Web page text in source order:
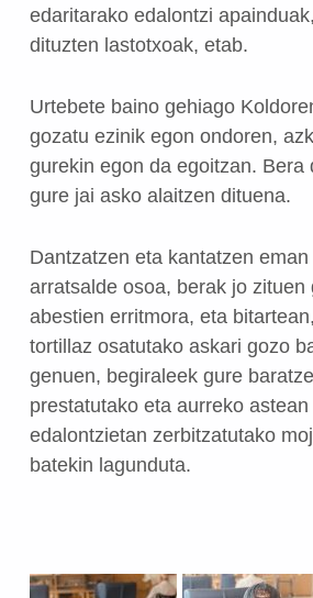
edaritarako edalontzi
dituzten lastotxoak, etab.
Urtebete baino gehiago
gozatu ezinik egon ondoren,
gurekin egon da egoitzan. Bera
gure jai asko alaitzen dituena.
Dantzatzen eta kantatzen
arratsalde osoa, berak jo zituen
abestien erritmora, eta
tortillaz osatutako askari gozo
genuen, begiraleek gure
prestatutako eta aurreko
edalontzietan zerbitzatutako
batekin lagunduta.